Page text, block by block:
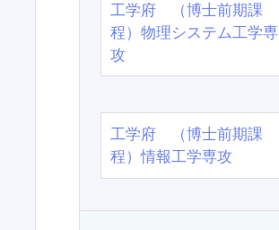
工学府 （博士前期課
程）物理システム工学専
攻
工学府 （博士前期課
程）情報工学専攻